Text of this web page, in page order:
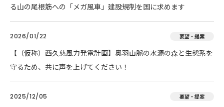
る山の尾根筋への「メガ風車」建設規制を国に求めます
2026/01/22 要望・提案
【（仮称）西久慈風力発電計画】奥羽山脈の水源の森と生態系を
守るため、共に声を上げてください！
2025/12/05 要望・提案